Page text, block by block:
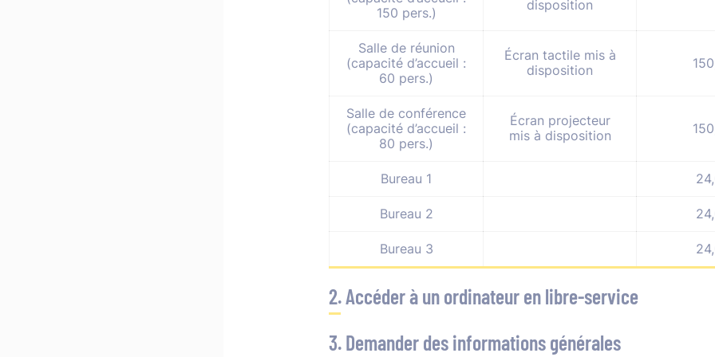
150 pers.)
disposition
Salle de réunion
(capacité d’accueil :
60 pers.)
Écran tactile mis à
disposition
Salle de conférence
(capacité d’accueil :
80 pers.)
Écran projecteur
mis à disposition
Bureau 1
Bureau 2
Bureau 3
2. Accéder à un ordinateur en libre-service
3. Demander des informations générales